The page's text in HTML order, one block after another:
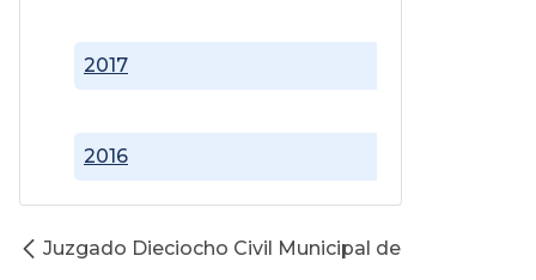
2016
2017
Juzgado Dieciocho Civil Municipal de